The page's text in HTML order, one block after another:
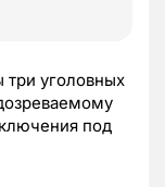
три уголовных
под